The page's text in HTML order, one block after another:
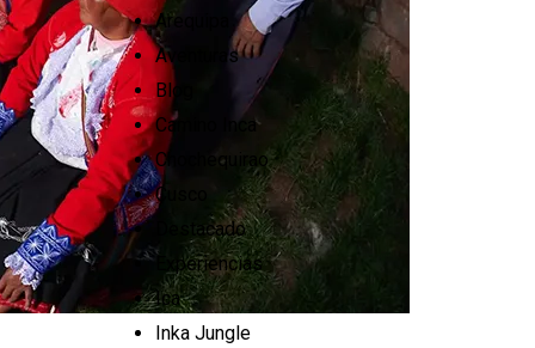
Arequipa
Aventuras
Blog
Camino Inca
Chochequirao
Cusco
Destacado
Experiencias
Ica
Inka Jungle